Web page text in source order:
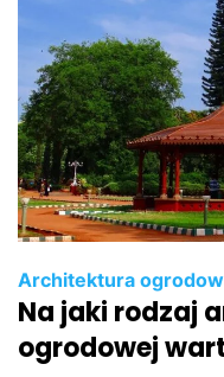
Architektura
Na jaki rodzaj
ogrodowej